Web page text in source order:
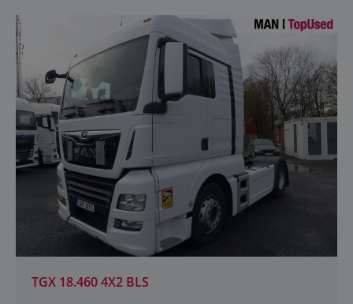
TGX 18.460 4X2 BLS